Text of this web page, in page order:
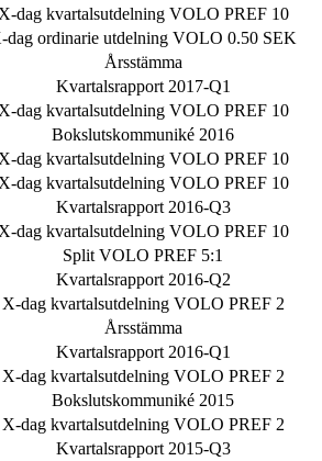
X-dag kvartalsutdelning VOLO PREF 10
dag ordinarie utdelning VOLO 0.50 SEK
Årsstämma
Kvartalsrapport 2017-Q1
X-dag kvartalsutdelning VOLO PREF 10
Bokslutskommuniké 2016
X-dag kvartalsutdelning VOLO PREF 10
X-dag kvartalsutdelning VOLO PREF 10
Kvartalsrapport 2016-Q3
X-dag kvartalsutdelning VOLO PREF 10
Split VOLO PREF 5:1
Kvartalsrapport 2016-Q2
X-dag kvartalsutdelning VOLO PREF 2
Årsstämma
Kvartalsrapport 2016-Q1
X-dag kvartalsutdelning VOLO PREF 2
Bokslutskommuniké 2015
X-dag kvartalsutdelning VOLO PREF 2
Kvartalsrapport 2015-Q3